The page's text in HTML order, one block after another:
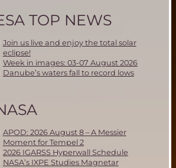
TOP NEWS
Join us live and enjoy the total solar
eclipse!
Week in images: 03-07 August 2026
Danube’s waters fall to record lows
APOD: 2026 August 8 – A Messier
Moment for Tempel 2
2026 IGARSS Hyperwall Schedule
NASA’s IXPE Studies Magnetar